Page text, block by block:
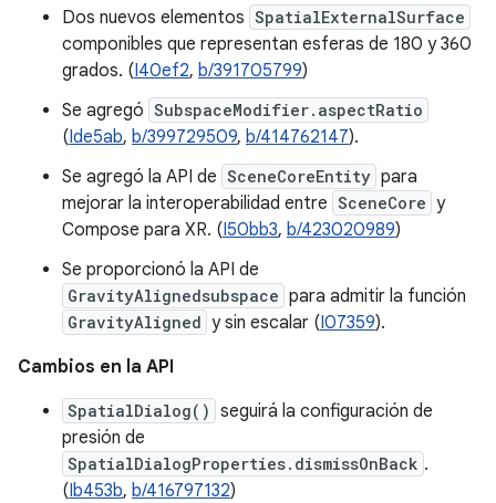
Dos nuevos elementos SpatialExternalSurface
componibles que representan esferas de 180 y 360
grados. (I40ef2, b/391705799)
Se agregó SubspaceModifier.aspectRatio
(Ide5ab, b/399729509, b/414762147).
Se agregó la API de SceneCoreEntity para
mejorar la interoperabilidad entre SceneCore y
Compose para XR. (I50bb3, b/423020989)
Se proporcionó la API de
GravityAlignedsubspace para admitir la función
GravityAligned y sin escalar (I07359).
Cambios en la API
SpatialDialog() seguirá la configuración de
presión de
SpatialDialogProperties.dismissOnBack .
(Ib453b, b/416797132)